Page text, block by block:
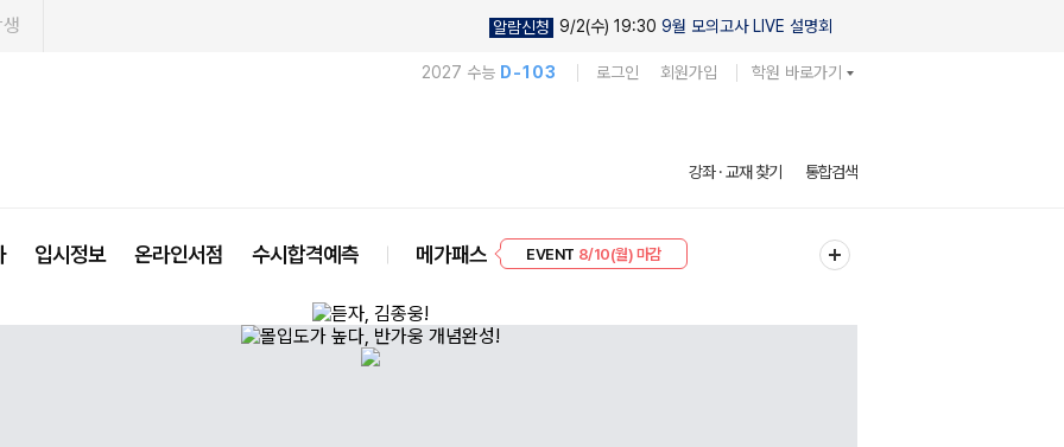
알람신청 9/2(수) 19:30 9월 모의고사 LIVE 설명회
2027 수능 D-103 로그인 회원가입 학원 바로가기
강좌 · 교재 찾기 통합검색
입시정보 온라인서점 수시합격예측 메가패스
EVENT 8/10(월) 마감